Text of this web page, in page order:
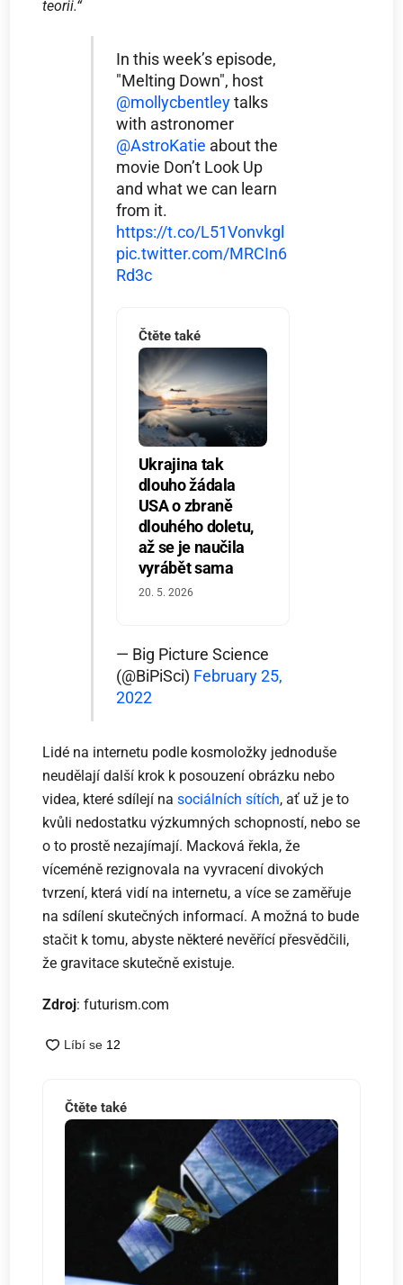
teorii.“
In this week’s episode,
"Melting Down", host
@mollycbentleytalks
with astronomer
@AstroKatie about the
movie Don’t Look Up
and what we can learn
from it.
https://t.co/L51Vonvkgl
pic.twitter.com/MRCIn6
Rd3c
Čtěte také
Ukrajina tak
dlouho žádala
USA o zbraně
dlouhého doletu,
až se je naučila
vyrábět sama
20. 5. 2026
— Big Picture Science
(@BiPiSci) February 25,
2022
Lidé na internetu podle kosmoložky jednoduše
neudělají další krok k posouzení obrázku nebo
videa, které sdílejí nasociálních sítích, ať už je to
kvůli nedostatku výzkumných schopností, nebo se
o to prostě nezajímají. Macková řekla, že
víceméně rezignovala na vyvracení divokých
tvrzení, která vidí na internetu, a více se zaměřuje
na sdílení skutečných informací. A možná to bude
stačit k tomu, abyste některé nevěřící přesvědčili,
že gravitace skutečně existuje.
Zdroj: futurism.com
Čtěte také